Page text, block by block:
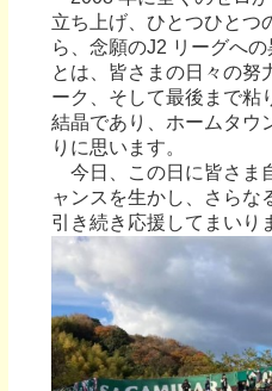
立ち上げ、ひとつひとつ
ら、念願のJ2 リーグへ
とは、皆さまの日々の努
ーク、そして最後まで粘
結晶であり、ホームタウ
りに思います。
今日、この日に皆さま
ャンスを生かし、さらな
引き続き応援してまいり